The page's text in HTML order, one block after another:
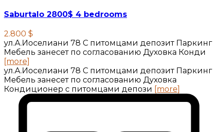
Saburtalo 2800$ 4 bedrooms
2.800 $
ул.А.Иоселиани 78 С питомцами депозит Паркинг
Мебель занесет по согласованию Духовка Конди
[more]
ул.А.Иоселиани 78 С питомцами депозит Паркинг
Мебель занесет по согласованию Духовка
Кондиционер с питомцами депози [more]